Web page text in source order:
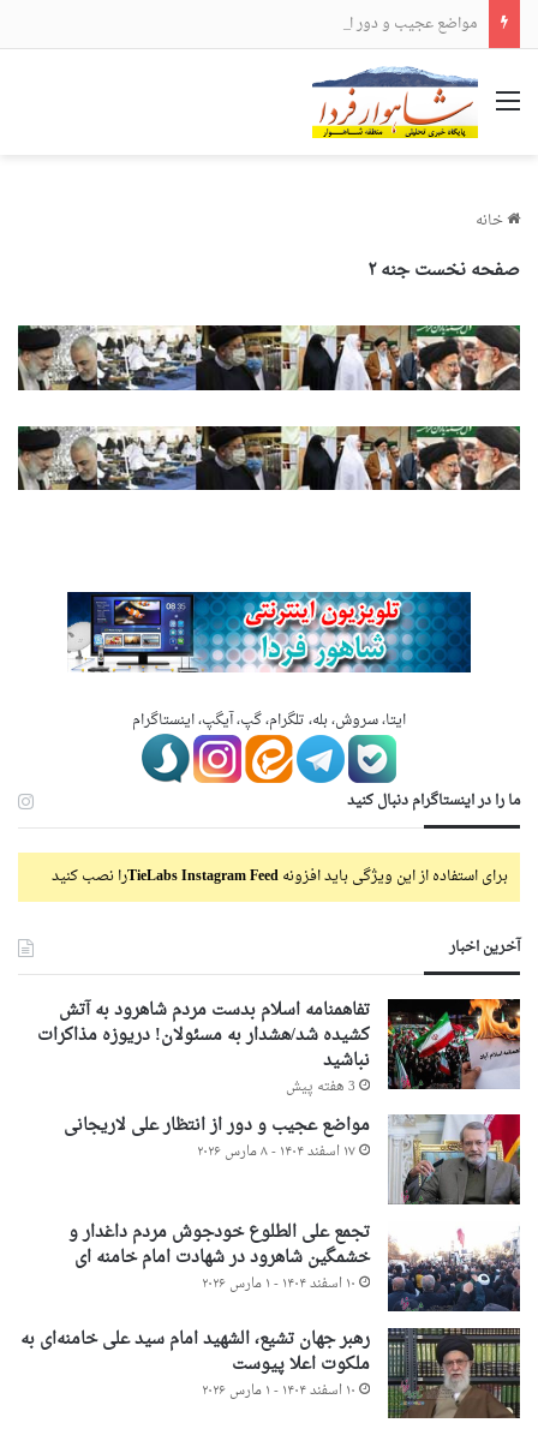
مواضع عجیب و دور از انتظار علی لاریجانی
منو
خانه
صفحه نخست جنه ۲
ایتا، سروش، بله، تلگرام، گپ، آیگپ، اینستاگرام
ما را در اینستاگرام دنبال کنید
برای استفاده از این ویژگی باید افزونهTieLabs Instagram Feedرا نصب کنید
آخرین اخبار
تفاهمنامه اسلام بدست مردم شاهرود به آتش
کشیده شد/هشدار به مسئولان! دریوزه مذاکرات
نباشید
3 هفته پیش
مواضع عجیب و دور از انتظار علی لاریجانی
۱۷ اسفند ۱۴۰۴ - ۸ مارس ۲۰۲۶
تجمع علی الطلوع خودجوش مردم داغدار و
خشمگین شاهرود در شهادت امام خامنه ای
۱۰ اسفند ۱۴۰۴ - ۱ مارس ۲۰۲۶
رهبر جهان تشیع، الشهید امام سید علی خامنه‌ای به
ملکوت اعلا پیوست
۱۰ اسفند ۱۴۰۴ - ۱ مارس ۲۰۲۶